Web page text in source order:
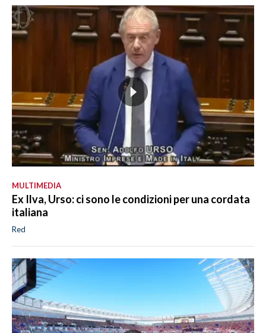
MULTIMEDIA
Ex Ilva, Urso: ci sono le condizioni per una cordata
italiana
Red